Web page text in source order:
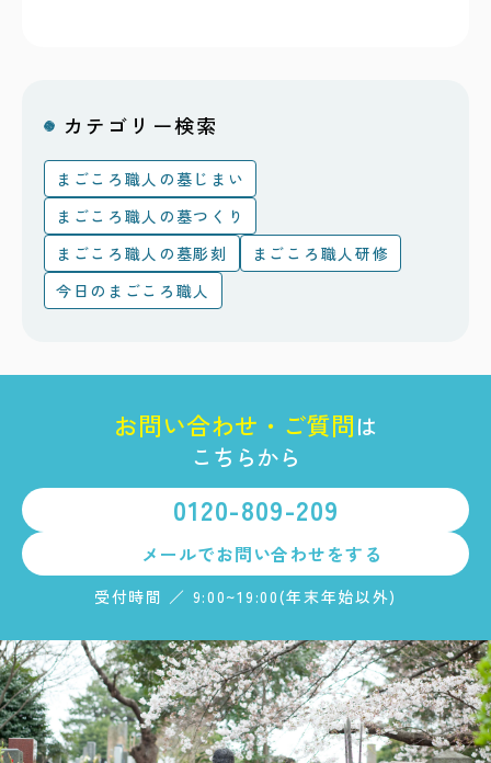
カテゴリー検索
まごころ職人の墓じまい
まごころ職人の墓つくり
まごころ職人の墓彫刻
まごころ職人研修
今日のまごころ職人
お問い合わせ ・ ご質問は
こちらから
0120-809-209
メールでお問い合わせをする
受付時間 ／ 9:00~19:00(年末年始以外)